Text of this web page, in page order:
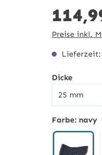
Preise inkl.
Lieferzeit:
Dicke
Farbe: navy